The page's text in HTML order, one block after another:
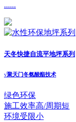
......
天冬快捷自流平地坪系列
√聚天门冬氨酸酯技术
绿色环保
施工效率高/周期短
环境受限小